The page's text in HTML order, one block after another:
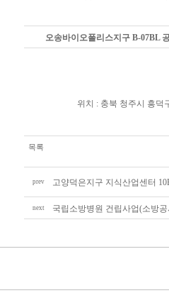
오송바이오폴리스지구 B-07BL
위치 : 충북 청주시 흥
목록
prev 고양덕은지구 지식산업센터
next 국립소방병원 건립사업(소방